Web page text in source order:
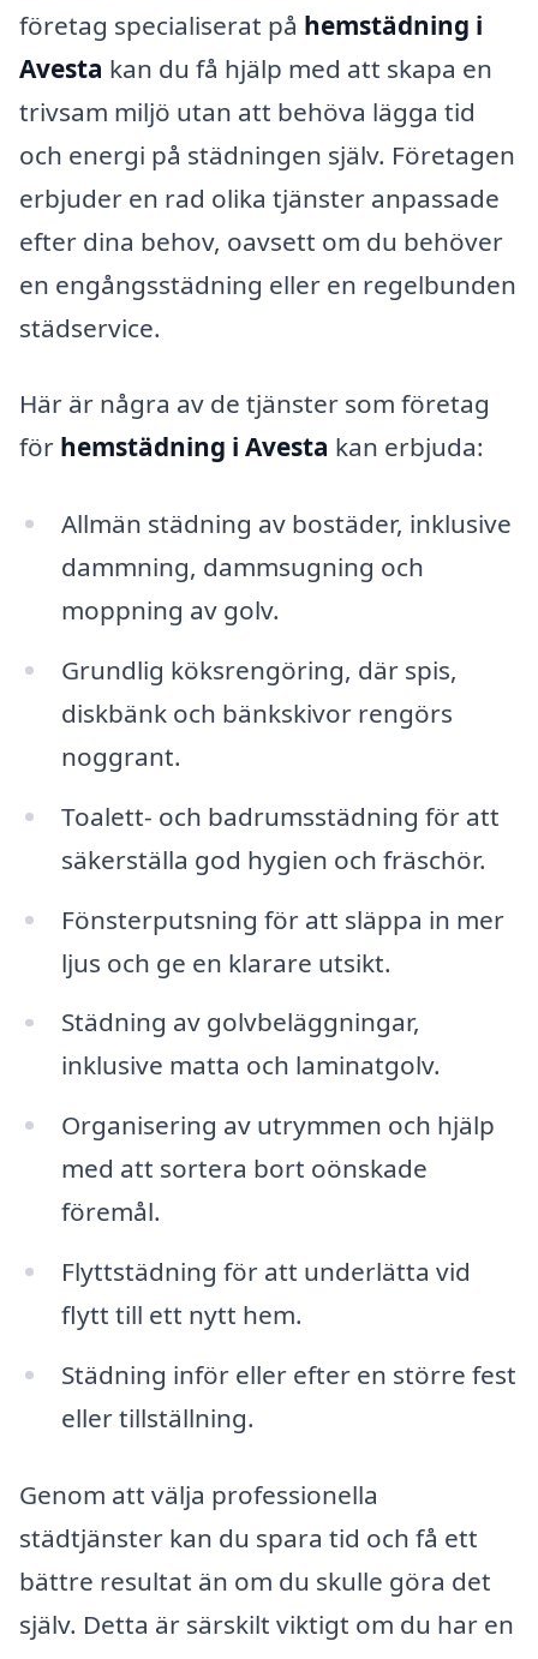
företag specialiserat på hemstädning i
Avesta kan du få hjälp med att skapa en
trivsam miljö utan att behöva lägga tid
och energi på städningen själv. Företagen
erbjuder en rad olika tjänster anpassade
efter dina behov, oavsett om du behöver
en engångsstädning eller en regelbunden
städservice.
Här är några av de tjänster som företag
för hemstädning i Avesta kan erbjuda:
Allmän städning av bostäder, inklusive
dammning, dammsugning och
moppning av golv.
Grundlig köksrengöring, där spis,
diskbänk och bänkskivor rengörs
noggrant.
Toalett- och badrumsstädning för att
säkerställa god hygien och fräschör.
Fönsterputsning för att släppa in mer
ljus och ge en klarare utsikt.
Städning av golvbeläggningar,
inklusive matta och laminatgolv.
Organisering av utrymmen och hjälp
med att sortera bort oönskade
föremål.
Flyttstädning för att underlätta vid
flytt till ett nytt hem.
Städning inför eller efter en större fest
eller tillställning.
Genom att välja professionella
städtjänster kan du spara tid och få ett
bättre resultat än om du skulle göra det
själv. Detta är särskilt viktigt om du har en